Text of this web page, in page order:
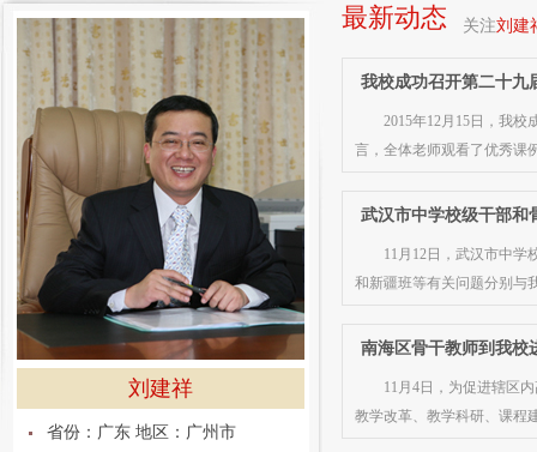
刘建祥
省份：广东 地区：广州市
最新动态 关注刘建
我校成功召开第二十九
2015年12月15日，我
言，全体老师观看了优秀课
武汉市中学校级干部和
11月12日，武汉市中学
和新疆班等有关问题分别与
南海区骨干教师到我校
11月4日，为促进辖区
教学改革、教学科研、课程